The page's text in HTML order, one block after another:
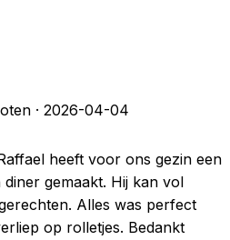
· 2026-04-04
heeft voor ons gezin een
gemaakt. Hij kan vol
Alles was perfect
op rolletjes. Bedankt